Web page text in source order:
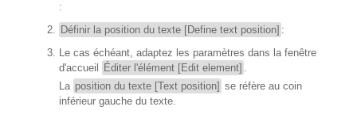
:
Définir la position du texte [Define text position] :
Le cas échéant, adaptez les paramètres dans la fenêtre
d'accueil
Éditer l'élément [Edit element] .
La position du texte [Text position] se réfère au coin
inférieur gauche du texte.